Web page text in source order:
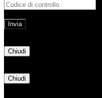
Chiudi
Chiudi